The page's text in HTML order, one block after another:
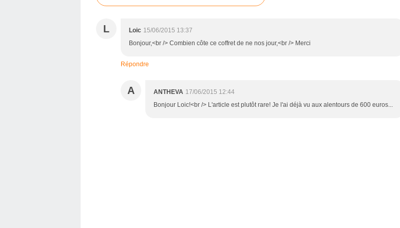
L Loic 15/06/2015 13:37
Bonjour,<br /> Combien côte ce coffret de ne nos jour,<br /> Merci
Répondre
A ANTHEVA 17/06/2015 12:44
Bonjour Loic!<br /> L'article est plutôt rare! Je l'ai déjà vu aux alentours de 600 euros...